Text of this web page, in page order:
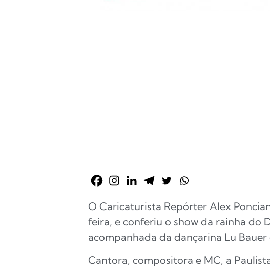
O Caricaturista Repórter Alex
feira, e conferiu o show da rainha do
acompanhada da dançarina Lu Bauer
Cantora, compositora e MC, a